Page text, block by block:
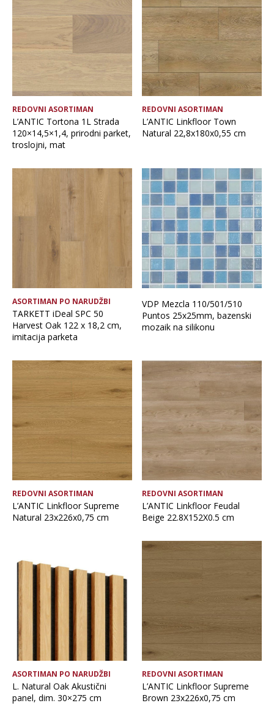
REDOVNI ASORTIMAN
L’ANTIC Tortona 1L Strada
120×14,5×1,4, prirodni parket,
troslojni, mat
REDOVNI ASORTIMAN
L’ANTIC Linkfloor Town
Natural 22,8x180x0,55 cm
ASORTIMAN PO NARUDŽBI
TARKETT iDeal SPC 50
Harvest Oak 122 x 18,2 cm,
imitacija parketa
VDP Mezcla 110/501/510
Puntos 25x25mm, bazenski
mozaik na silikonu
REDOVNI ASORTIMAN
L’ANTIC Linkfloor Supreme
Natural 23x226x0,75 cm
REDOVNI ASORTIMAN
L’ANTIC Linkfloor Feudal
Beige 22.8X152X0.5 cm
ASORTIMAN PO NARUDŽBI
L. Natural Oak Akustični
panel, dim. 30×275 cm
REDOVNI ASORTIMAN
L’ANTIC Linkfloor Supreme
Brown 23x226x0,75 cm